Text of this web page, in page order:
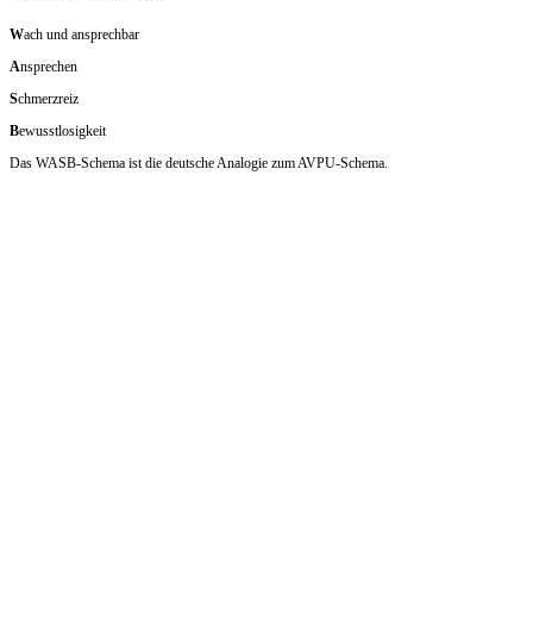
Wach und ansprechbar
Ansprechen
Schmerzreiz
Bewusstlosigkeit
Das WASB-Schema ist die deutsche Analogie zum AVPU-Schema.